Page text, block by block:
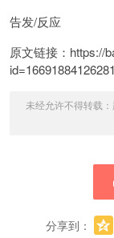
告发/反应
原文链接：https://
未经允许不得转载：
分享到：